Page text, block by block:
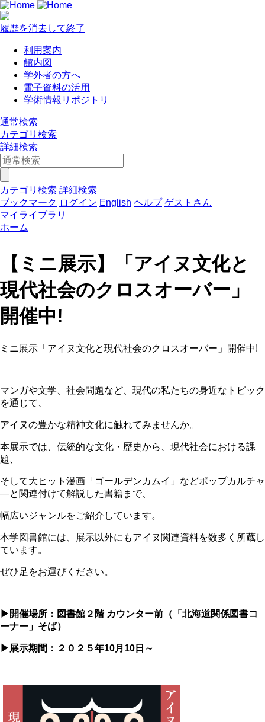
履歴を消去して終了
利用案内
館内図
学外者の方へ
電子資料の活用
学術情報リポジトリ
通常検索
カテゴリ検索
詳細検索
カテゴリ検索 詳細検索
ブックマーク ログイン English ヘルプ ゲストさん
マイライブラリ
ホーム
【ミニ展示】「アイヌ文化と
現代社会のクロスオーバー」
開催中!
ミニ展示「アイヌ文化と現代社会のクロスオーバー」開催中!
マンガや文学、社会問題など、現代の私たちの身近なトピック
を通じて、
アイヌの豊かな精神文化に触れてみませんか。
本展示では、伝統的な文化・歴史から、現代社会における課
題、
そして大ヒット漫画「ゴールデンカムイ」などポップカルチャ
―と関連付けて解説した書籍まで、
幅広いジャンルをご紹介しています。
本学図書館には、展示以外にもアイヌ関連資料を数多く所蔵し
ています。
ぜひ足をお運びください。
▶開催場所：図書館２階 カウンター前（「北海道関係図書コ
ーナー」そば）
▶展示期間：２０２５年10月10日～